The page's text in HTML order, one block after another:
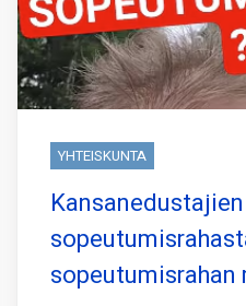
YHTEISKUNTA
Kansanedustajien
sopeutumisrahan